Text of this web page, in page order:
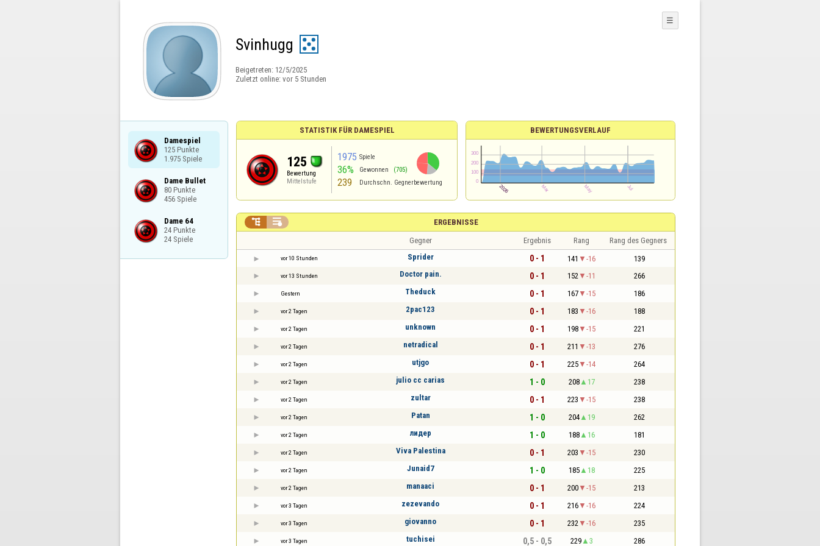
Svinhugg
Beigetreten: 12/5/2025
Zuletzt online: vor 5 Stunden
☰
Damespiel
125 Punkte
1.975 Spiele
Dame Bullet
80 Punkte
456 Spiele
Dame 64
24 Punkte
24 Spiele
STATISTIK FÜR DAMESPIEL
125
Bewertung
Mittelstufe
1975 Spiele
36% Gewonnen (705)
239 Durchschn. Gegnerbewertung
BEWERTUNGSVERLAUF
ERGEBNISSE
 
Gegner Ergebnis Rang Rang des Gegners
vor 10 Stunden Sprider 0 - 1 141 -16 139
vor 13 Stunden Doctor pain. 0 - 1 152 -11 266
Gestern Theduck 0 - 1 167 -15 186
vor 2 Tagen 2pac123 0 - 1 183 -16 188
vor 2 Tagen unknown 0 - 1 198 -15 221
vor 2 Tagen netradical 0 - 1 211 -13 276
vor 2 Tagen utjgo 0 - 1 225 -14 264
vor 2 Tagen julio cc carias 1 - 0 208 17 238
vor 2 Tagen zultar 0 - 1 223 -15 238
vor 2 Tagen Patan 1 - 0 204 19 262
vor 2 Tagen лидер 1 - 0 188 16 181
vor 2 Tagen Viva Palestina 0 - 1 203 -15 230
vor 2 Tagen Junaid7 1 - 0 185 18 225
vor 2 Tagen manaaci 0 - 1 200 -15 213
vor 3 Tagen zezevando 0 - 1 216 -16 224
vor 3 Tagen giovanno 0 - 1 232 -16 235
vor 3 Tagen tuchisei 0,5 - 0,5 229 3 286